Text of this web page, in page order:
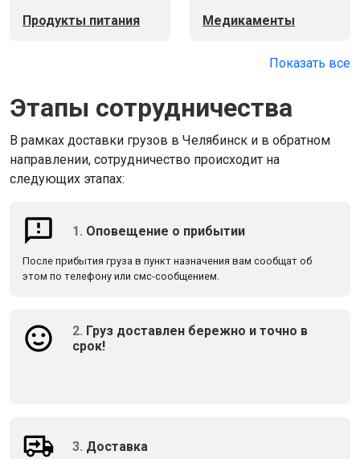
Продукты питания Медикаменты
Показать все
Этапы сотрудничества
В рамках доставки грузов в Челябинск и в обратном
направлении, сотрудничество происходит на
следующих этапах:
1. Оповещение о прибытии
После прибытия груза в пункт назначения вам сообщат об
этом по телефону или смс-сообщением.
2. Груз доставлен бережно и точно в
срок!
3. Доставка